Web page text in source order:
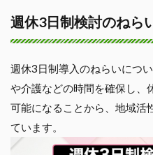
週休3日制検討のねら
週休3日制導入のねらいにつ
や介護などの時間を確保し、
可能になることから、地域活
ています。